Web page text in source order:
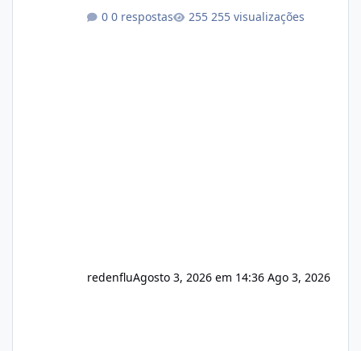
autorizado a usasr o isistem:
0 respostas 255 visualizações
redenfluAgosto 3, 2026 em 14:36 Ago 3, 2026